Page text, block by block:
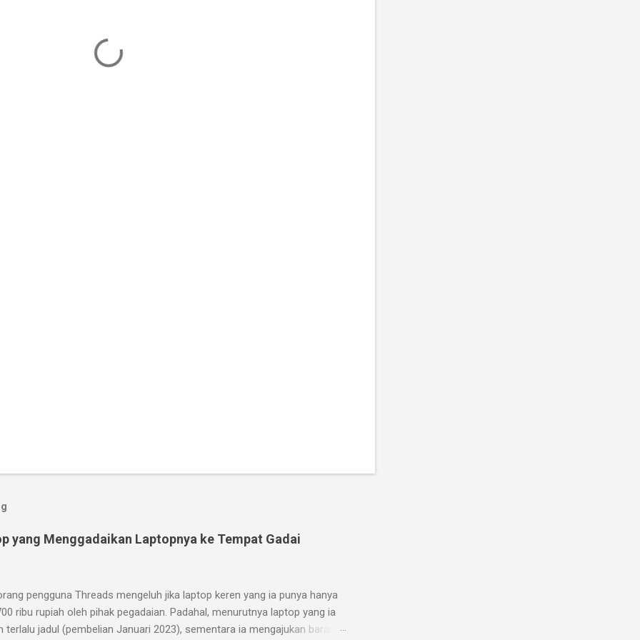
yang Menggadaikan Laptopnya ke Tempat Gadai
pengguna Threads mengeluh jika laptop keren yang ia punya hanya
ribu rupiah oleh pihak pegadaian. Padahal, menurutnya laptop yang ia
terlalu jadul (pembelian Januari 2023), sementara ia mengajukan barang